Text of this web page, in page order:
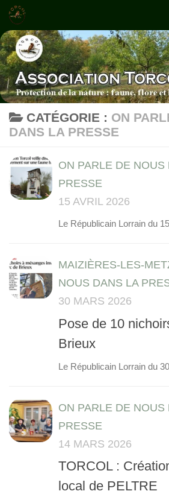
Skip to content
CATÉGORIE : ON
DANS LA PRESSE
ON PARLE DE NOUS
PRESSE
15 AVRIL 2026
Le Républicain Lorrain du
MAIZIÈRES-LES-
NOUS DANS LA
30 MARS 2026
Pose de 10
Brieux
Le Républicain Lorrain du
ON PARLE DE NOUS
PRESSE
14 MARS 2026
TORCOL :
local de PELTRE